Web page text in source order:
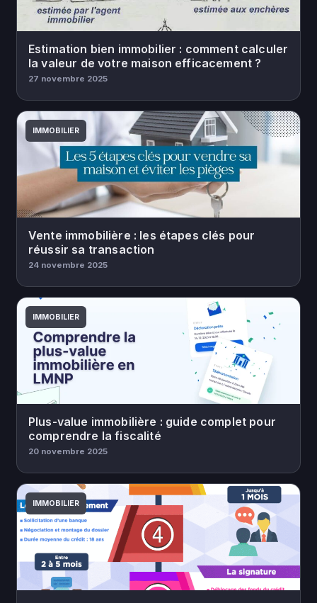
Estimation bien immobilier : comment calculer
la valeur de votre maison efficacement ?
27 novembre 2025
IMMOBILIER
Vente immobilière : les étapes clés pour
réussir sa transaction
24 novembre 2025
IMMOBILIER
Plus-value immobilière : guide complet pour
comprendre la fiscalité
20 novembre 2025
IMMOBILIER